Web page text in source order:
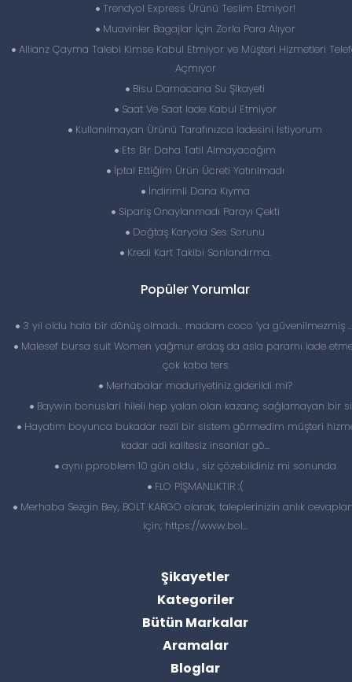
Trendyol Express Ürünü Teslim Etmiyor!
Muavinler Bagajlar İçin Zorla Para Alıyor
Allianz Çayma Talebi Kimse Kabul Etmiyor ve Müşteri Hizmetleri
Açmıyor
Bisu Damacana Su Şikayeti
Saat Ve Saat Iade Kabul Etmiyor
Kullanılmayan Ürünü Tarafınızca Iadesini Istiyorum
Ets Bir Daha Tatil Almayacağım
İptal Ettiğim Ürün Ücreti Yatırılmadı
İndirimli Dana Kıyma
Sipariş Onaylanmadı Parayı Çekti
Doğtaş Karyola Ses Sorunu
Kredi Kart Takibi Sonlandırma.
Popüler Yorumlar
3 yıl oldu hala bir dönüş olmadı… madam coco ‘ya güvenilmezmiş
Malesef bursa suit Women yağmur erdaş da asla paramı iade
çok kaba ters
Merhabalar maduriyetiniz giderildi mi?
Baywin bonuslari hileli hep yalan olan kazanç sağlamayan bir
Hayatım boyunca bukadar rezil bir sistem görmedim müşteri
kadar adi kalitesiz insanlar gö...
aynı pproblem 10 gün oldu , siz çözebildiniz mi sonunda
FLO PİŞMANLIKTIR :(
Merhaba Sezgin Bey, BOLT KARGO olarak, taleplerinizin anlık
için; https://www.bol...
Şikayetler
Kategoriler
Bütün Markalar
Aramalar
Bloglar